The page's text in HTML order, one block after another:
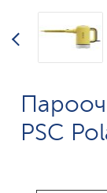
PSC